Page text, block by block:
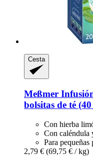
Cesta
Meßmer
bolsitas de té
Con hierba
Con caléndula
Para pequeñas
2,79 € (69,75 € / kg)